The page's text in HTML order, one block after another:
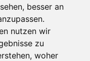
besser an
nutzen wir
zu
woher
ARTIKEL EMPFEHLEN
GmbH & Co